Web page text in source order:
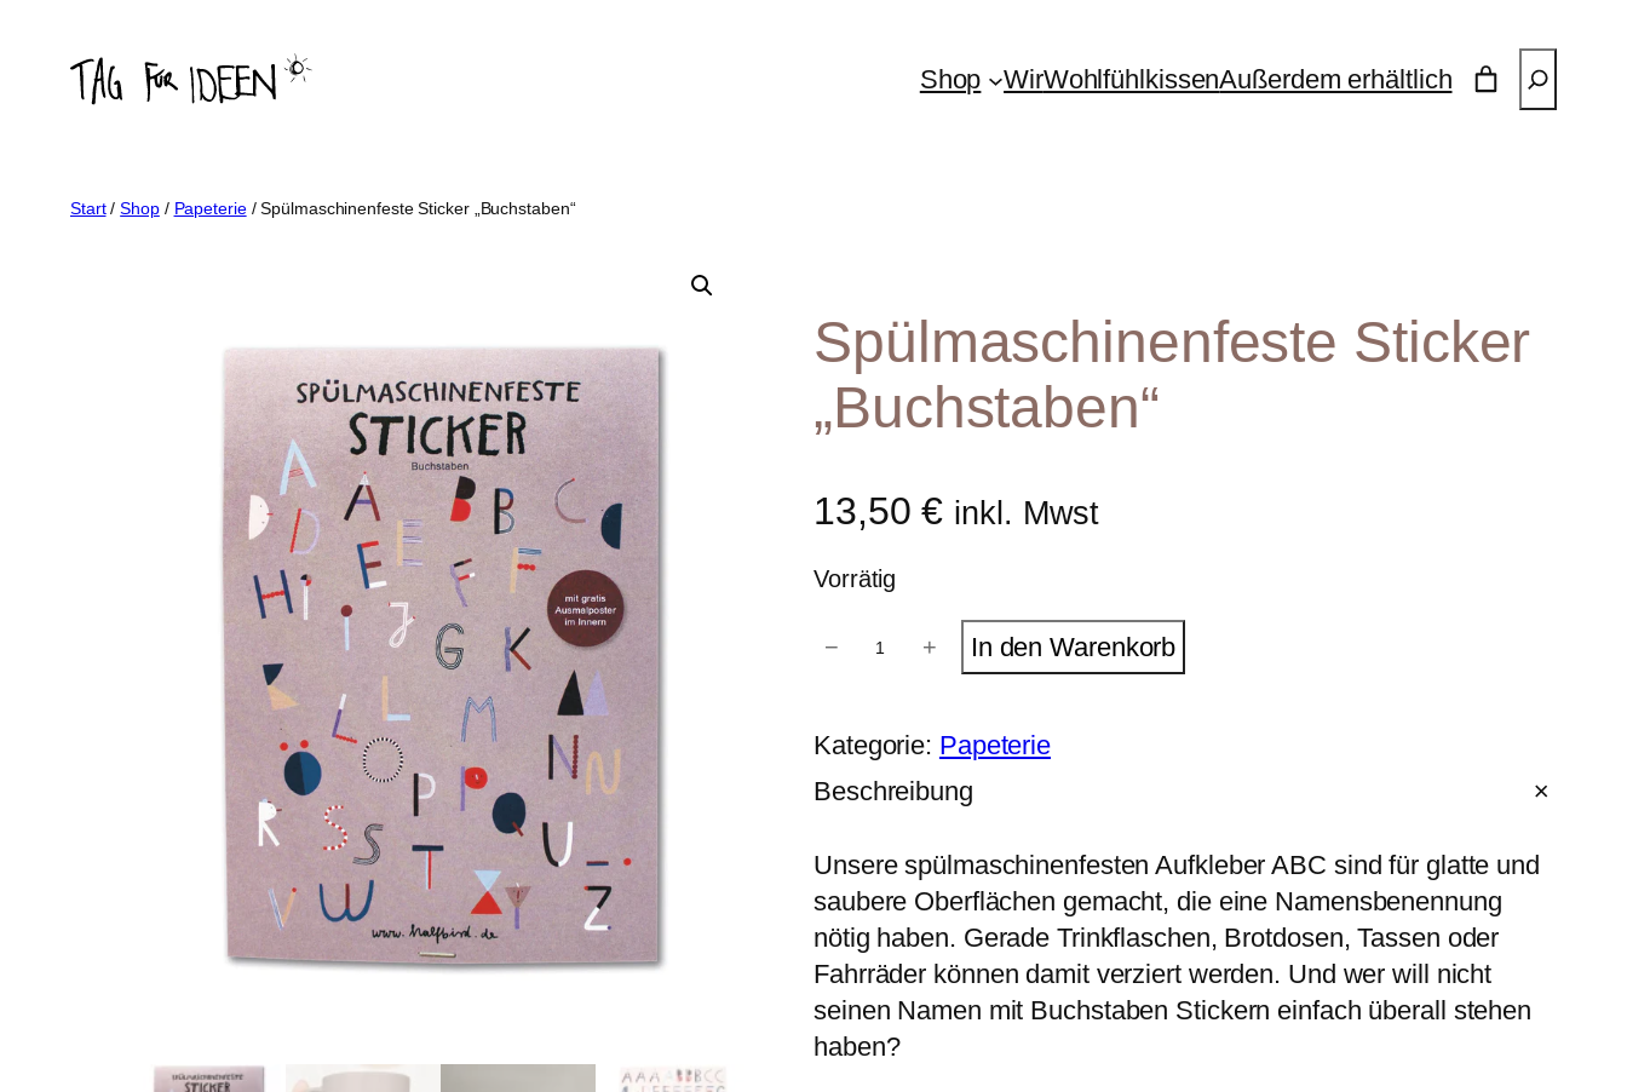
Inhalt
springen
Shop WirWohlfühlkissenAußerdem erhältlich
Start/Shop/ Papeterie/ Spülmaschinenfeste Sticker „Buchstaben“
Spülmaschinenfeste Sticker
„Buchstaben“
13,50€ inkl. Mwst
Vorrätig
a
c
n
n
f
e
s
e
S
− + In den Warenkorb
Kategorie: Papeterie
Beschreibung
Unsere spülmaschinenfesten Aufkleber ABC sind für glatte und
saubere Oberflächen gemacht, die eine Namensbenennung
nötig haben. Gerade Trinkflaschen, Brotdosen, Tassen oder
Fahrräder können damit verziert werden. Und wer will nicht
seinen Namen mit Buchstaben Stickern einfach überall stehen
haben?